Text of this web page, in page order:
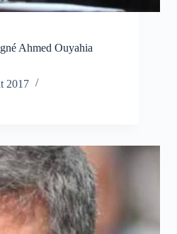
Ahmed Ouyahia
2017